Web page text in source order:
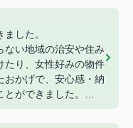
した。
ない地域の治安や住み
たり、女性好みの物件
おかげで、安心感・納
ができました。